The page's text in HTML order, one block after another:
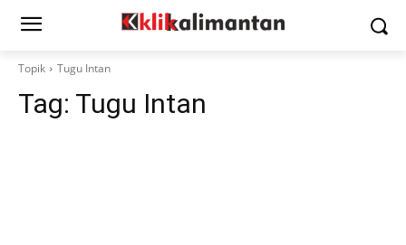
Topik Tugu Intan
Tag: Tugu Intan